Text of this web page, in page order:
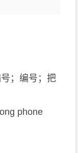
；编号；把
phone